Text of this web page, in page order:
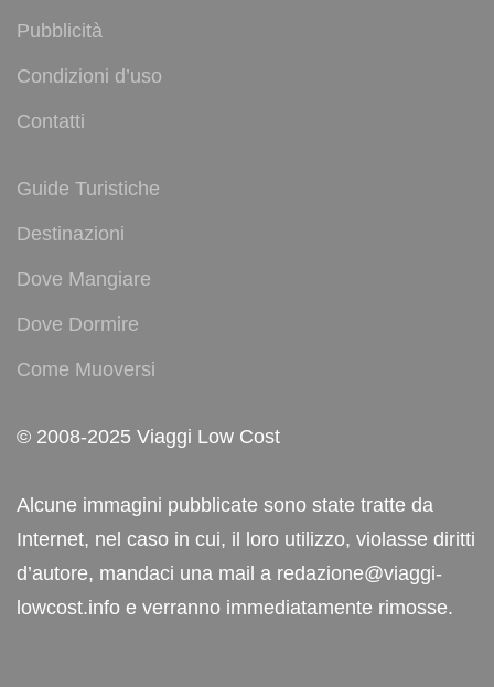
Pubblicità
Condizioni d’uso
Contatti
Guide Turistiche
Destinazioni
Dove Mangiare
Dove Dormire
Come Muoversi
© 2008-2025 Viaggi Low Cost
Alcune immagini pubblicate sono state tratte da
Internet, nel caso in cui, il loro utilizzo, violasse diritti
d’autore, mandaci una mail a redazione@viaggi-
lowcost.info e verranno immediatamente rimosse.